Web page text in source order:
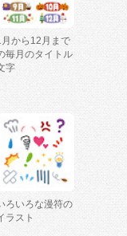
月から12月まで
毎月のタイトル
字
ろいろな漫符の
ラスト